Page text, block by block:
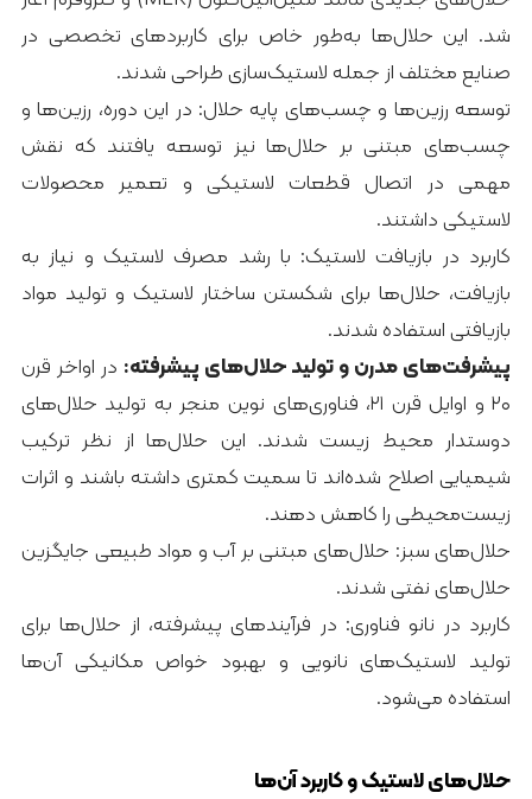
شد. این حلال‌ها به‌طور خاص برای کاربردهای تخصصی در
صنایع مختلف از جمله لاستیک‌سازی طراحی شدند.
توسعه رزین‌ها و چسب‌های پایه حلال: در این دوره، رزین‌ها و
چسب‌های مبتنی بر حلال‌ها نیز توسعه یافتند که نقش
مهمی در اتصال قطعات لاستیکی و تعمیر محصولات
لاستیکی داشتند.
کاربرد در بازیافت لاستیک: با رشد مصرف لاستیک و نیاز به
بازیافت، حلال‌ها برای شکستن ساختار لاستیک و تولید مواد
بازیافتی استفاده شدند.
پیشرفت‌های مدرن و تولید حلال‌های پیشرفته:در اواخر قرن
۲۰ و اوایل قرن ۲۱، فناوری‌های نوین منجر به تولید حلال‌های
دوستدار محیط زیست شدند. این حلال‌ها از نظر ترکیب
شیمیایی اصلاح شده‌اند تا سمیت کمتری داشته باشند و اثرات
زیست‌محیطی را کاهش دهند.
حلال‌های سبز: حلال‌های مبتنی بر آب و مواد طبیعی جایگزین
حلال‌های نفتی شدند.
کاربرد در نانو فناوری: در فرآیندهای پیشرفته، از حلال‌ها برای
تولید لاستیک‌های نانویی و بهبود خواص مکانیکی آن‌ها
استفاده می‌شود.
حلال‌های لاستیک و کاربرد آن‌ها